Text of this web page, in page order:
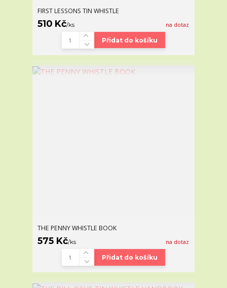
FIRST LESSONS TIN WHISTLE
510 Kč/ks na dotaz
Přidat do košíku
THE PENNY WHISTLE BOOK
575 Kč/ks na dotaz
Přidat do košíku